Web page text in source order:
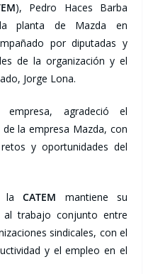
), Pedro Haces Barba
planta de Mazda en
por diputadas y
de la organización y el
Jorge Lona.
agradeció el
la empresa Mazda, con
y oportunidades del
laCATEM mantiene su
trabajo conjunto entre
sindicales, con el
y el empleo en el